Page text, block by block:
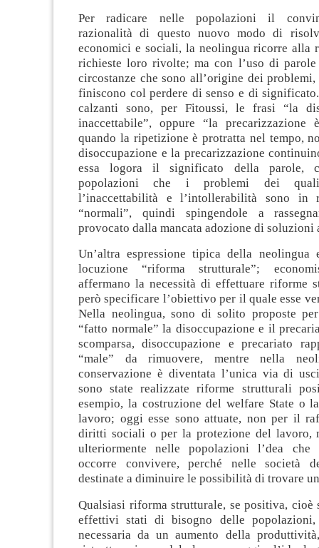
Per radicare nelle popolazioni il
razionalità di questo nuovo modo di
economici e sociali, la neolingua ricorre alla
richieste loro rivolte; ma con l’uso di parole
circostanze che sono all’origine dei
finiscono col perdere di senso e di
calzanti sono, per Fitoussi, le frasi “la
inaccettabile”, oppure “la precarizzazione
quando la ripetizione è protratta nel tempo,
disoccupazione e la precarizzazione
essa logora il significato della parole,
popolazioni che i problemi dei
l’inaccettabilità e l’intollerabilità sono in
“normali”, quindi spingendole a
provocato dalla mancata adozione di soluzioni
Un’altra espressione tipica della neolingua
locuzione “riforma strutturale”;
affermano la necessità di effettuare riforme
però specificare l’obiettivo per il quale esse
Nella neolingua, sono di solito proposte
“fatto normale” la disoccupazione e il
scomparsa, disoccupazione e precariato
“male” da rimuovere, mentre nella
conservazione è diventata l’unica via di
sono state realizzate riforme strutturali
esempio, la costruzione del welfare State o
lavoro; oggi esse sono attuate, non per il
diritti sociali o per la protezione del lavoro,
ulteriormente nelle popolazioni l’dea
occorre convivere, perché nelle società
destinate a diminuire le possibilità di trovare
Qualsiasi riforma strutturale, se positiva, cioè
effettivi stati di bisogno delle popolazioni,
necessaria da un aumento della